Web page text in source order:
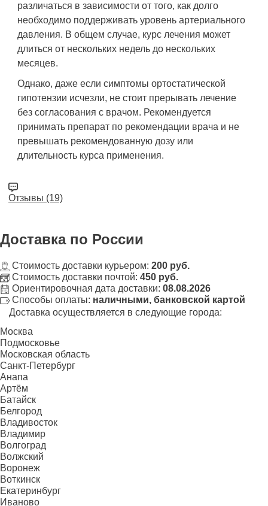
различаться в зависимости от того, как долго
необходимо поддерживать уровень артериального
давления. В общем случае, курс лечения может
длиться от нескольких недель до нескольких
месяцев.
Однако, даже если симптомы ортостатической
гипотензии исчезли, не стоит прерывать лечение
без согласования с врачом. Рекомендуется
принимать препарат по рекомендации врача и не
превышать рекомендованную дозу или
длительность курса применения.
Отзывы (19)
Доставка по России
Стоимость доставки курьером: 200 руб.
Стоимость доставки почтой: 450 руб.
Ориентировочная дата доставки: 08.08.2026
Способы оплаты: наличными, банковской картой
Доставка осуществляется в следующие города:
Москва
Подмосковье
Московская область
Санкт-Петербург
Анапа
Артём
Батайск
Белгород
Владивосток
Владимир
Волгоград
Волжский
Воронеж
Воткинск
Екатеринбург
Иваново